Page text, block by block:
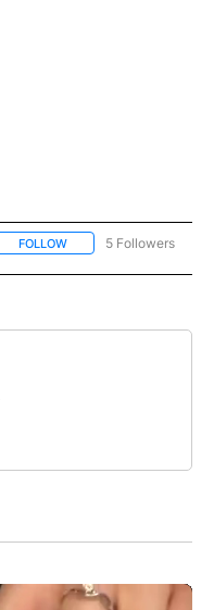
FOLLOW FOLLOW5 Followers